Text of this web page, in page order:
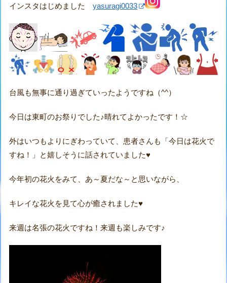
インスタはじめましたyasuragi0033
台風も無事に通り過ぎていったようですね（^^）
今日は東町のお祭りでした♪晴れてよかったです！☆
外はいつもよりにぎわっていて、患者さんも「今日は花火で
すね！」と嬉しそうに話されていました♥
今年初の花火をみて、あ～夏だな～と思いながら、
キレイな花火を見て心が癒されました♥
来週は名張の花火ですね！来週も楽しみです♪